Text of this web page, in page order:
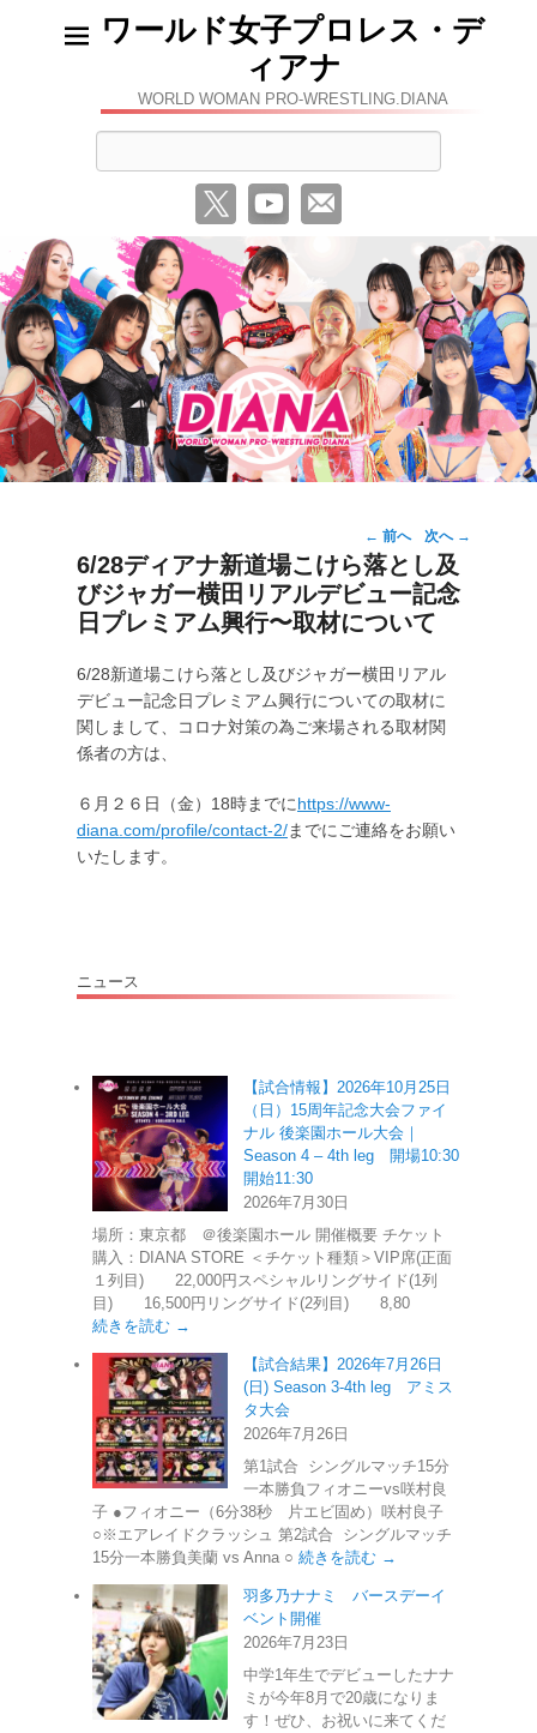
ワールド女子プロレス・デ
ィアナ
WORLD WOMAN PRO-WRESTLING.DIANA
投
稿
ナ
ビ
ー
シ
ョ
← 前へ 次へ →
6/28ディアナ新道場こけら落とし及
びジャガー横田リアルデビュー記念
日プレミアム興行〜取材について
6/28新道場こけら落とし及びジャガー横田リアル
デビュー記念日プレミアム興行についての取材に
関しまして、コロナ対策の為ご来場される取材関
係者の方は、
６月２６日（金） 18時までにhttps://www-
diana.com/profile/contact-2/までにご連絡をお願い
いたします。
ニュース
【試合情報】2026年10月25日
（日）15周年記念大会ファイ
ナル 後楽園ホール大会｜
Season 4 – 4th leg 開場10:30
開始11:30
2026年7月30日
場所：東京都 ＠後楽園ホール 開催概要 チケット
購入：DIANA STORE ＜チケット種類＞VIP席(正面
１列目) 22,000円スペシャルリングサイド(1列
目) 16,500円リングサイド(2列目) 8,80
続きを読む →
【試合結果】2026年7月26日
(日) Season 3-4th leg アミス
タ大会
2026年7月26日
第1試合 シングルマッチ15分
一本勝負フィオニーvs咲村良
子 ●フィオニー（6分38秒 片エビ固め）咲村良子
○※エアレイドクラッシュ 第2試合 シングルマッチ
15分一本勝負美蘭 vs Anna ○ 続きを読む →
羽多乃ナナミ バースデーイ
ベント開催
2026年7月23日
中学1年生でデビューしたナナ
ミが今年8月で20歳になりま
す！ぜひ、お祝いに来てくだ